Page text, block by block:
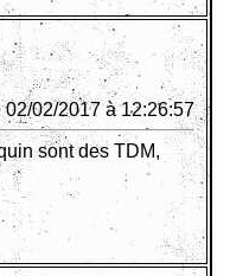
02/02/2017 à 12:26:57
sont des TDM,